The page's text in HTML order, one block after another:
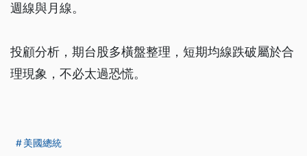
週線與月線。
投顧分析，期台股多橫盤整理，短期均線跌破屬於合
理現象，不必太過恐慌。
美國總統